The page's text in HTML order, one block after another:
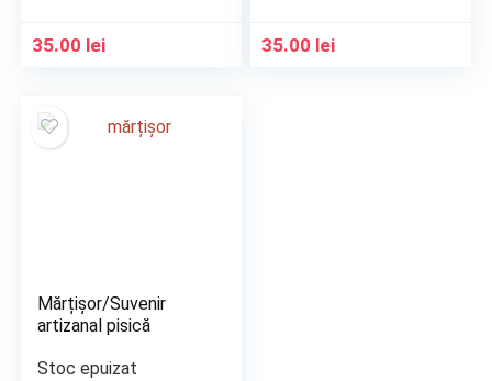
35.00 lei 35.00 lei
Mărțișor/Suvenir
artizanal pisică
Stoc epuizat